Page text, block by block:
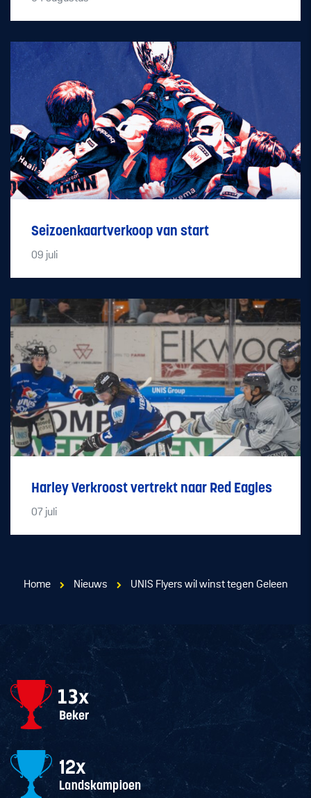
Seizoenkaartverkoop van start
09 juli
Harley Verkroost vertrekt naar Red Eagles
07 juli
Home Nieuws UNIS Flyers wil winst tegen Geleen